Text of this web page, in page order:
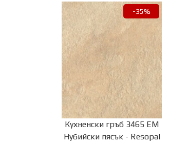
-35%
Кухненски гръб 3465 EM
Нубийски пясък - Resopal